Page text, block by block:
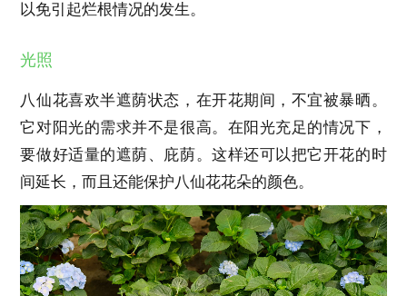
以免引起烂根情况的发生。
光照
八仙花喜欢半遮荫状态，在开花期间，不宜被暴晒。
它对阳光的需求并不是很高。在阳光充足的情况下，
要做好适量的遮荫、庇荫。这样还可以把它开花的时
间延长，而且还能保护八仙花花朵的颜色。